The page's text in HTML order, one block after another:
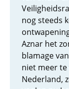
nog steeds
Aznar het
blamage
niet meer te
Nederland,